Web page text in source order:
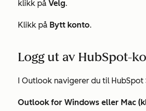
klikk på Velg.
Klikk på Bytt konto.
Logg ut av HubSpot-
I Outlook navigerer du til HubSpot
Outlook for Windows eller Mac